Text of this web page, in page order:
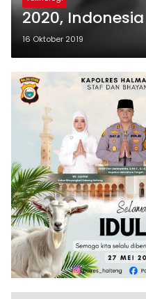
2020,
16 Oktober 2019